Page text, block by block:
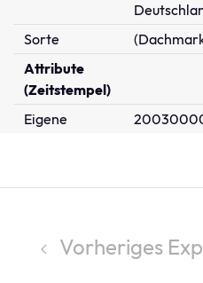
Sorte
Attribute
(Zeitstempel)
Eigene
Vorheriges